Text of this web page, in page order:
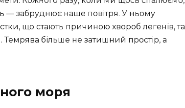
забруднює наше повітря. У ньому
що стають причиною хвороб легенів, та
Темрява більше не затишний простір, а
моря